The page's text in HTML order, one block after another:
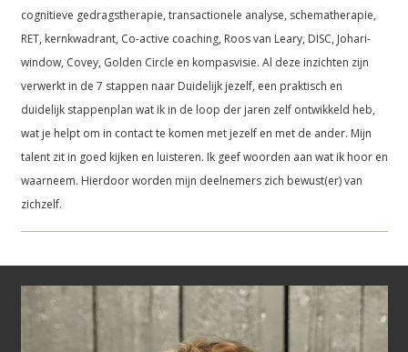
cognitieve gedragstherapie, transactionele analyse, schematherapie,
RET, kernkwadrant, Co-active coaching, Roos van Leary, DISC, Johari-
window, Covey, Golden Circle en kompasvisie. Al deze inzichten zijn
verwerkt in de 7 stappen naar Duidelijk jezelf, een praktisch en
duidelijk stappenplan wat ik in de loop der jaren zelf ontwikkeld heb,
wat je helpt om in contact te komen met jezelf en met de ander. Mijn
talent zit in goed kijken en luisteren. Ik geef woorden aan wat ik hoor en
waarneem. Hierdoor worden mijn deelnemers zich bewust(er) van
zichzelf.